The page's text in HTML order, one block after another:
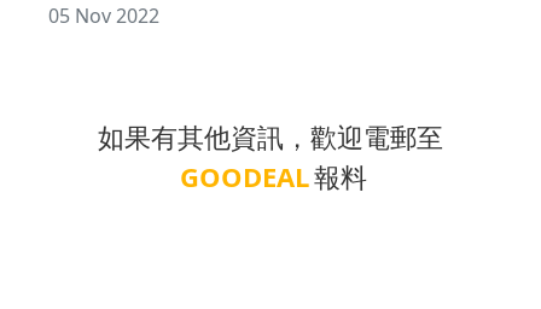
05 Nov 2022
如果有其他資訊，歡迎電郵至
GOODEAL報料